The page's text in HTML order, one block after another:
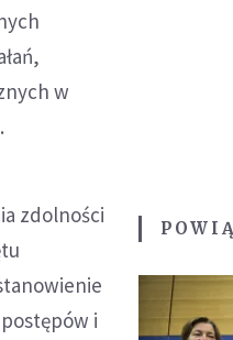
w
zdolności
i